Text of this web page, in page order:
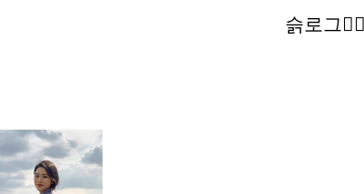
슭로그
슭로그